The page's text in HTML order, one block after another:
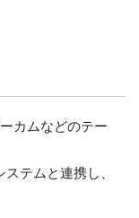
カムなどのテー
テムと連携し、